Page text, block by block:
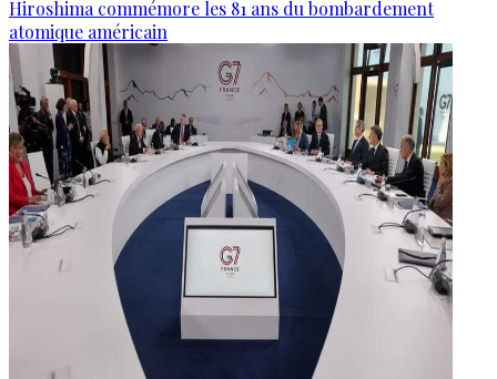
Hiroshima commémore les 81 ans du bombardement
atomique américain